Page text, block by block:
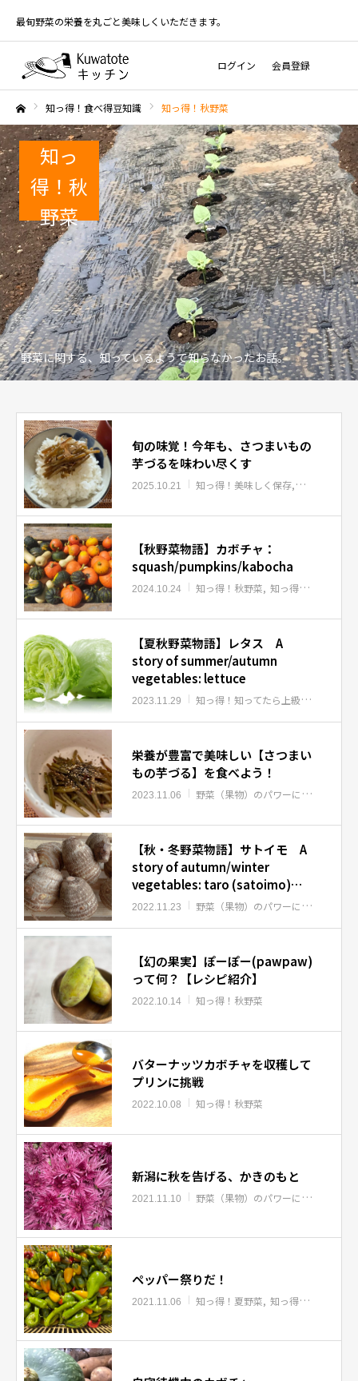
最旬野菜の栄養を丸ごと美味しくいただきます。
ログイン 会員登録
知っ得！食べ得豆知識 知っ得！秋野菜
知っ
得！秋
野菜
野菜に関する、知っているようで知らなかったお話。
旬の味覚！今年も、さつまいもの
芋づるを味わい尽くす
2025.10.21 知っ得！美味しく保存 知っ得！冬
【秋野菜物語】カボチャ：
squash/pumpkins/kabocha
2024.10.24 知っ得！秋野菜 知っ得！春夏秋冬野菜物語
【夏秋野菜物語】レタス A
story of summer/autumn
vegetables: lettuce
2023.11.29 知っ得！知ってたら上級者
栄養が豊富で美味しい【さつまい
もの芋づる】を食べよう！
2023.11.06 野菜（果物）のパワーについて
【秋・冬野菜物語】サトイモ A
story of autumn/winter
vegetables: taro (satoimo)
potatoes
2022.11.23 野菜（果物）のパワーについて
【幻の果実】ぽーぽー(pawpaw)
って何？【レシピ紹介】
2022.10.14 知っ得！秋野菜
バターナッツカボチャを収穫して
プリンに挑戦
2022.10.08 知っ得！秋野菜
新潟に秋を告げる、かきのもと
2021.11.10 野菜（果物）のパワーについて
ペッパー祭りだ！
2021.11.06 知っ得！夏野菜 知っ得！秋野菜